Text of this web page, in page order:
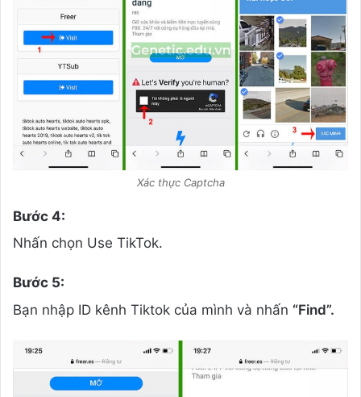
Xác thực Captcha
Bước 4:
Nhấn chọn Use TikTok.
Bước 5:
Bạn nhập ID kênh Tiktok của mình và nhấn “Find”.